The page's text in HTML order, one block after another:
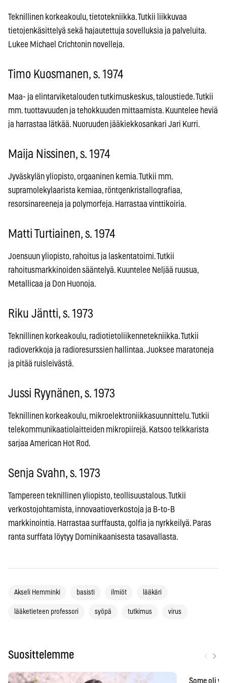
Teknillinen korkeakoulu, tietotekniikka. Tutkii liikkuvaa
tietojenkäsittelyä sekä hajautettuja sovelluksia ja palveluita.
Lukee Michael Crichtonin novelleja.
Timo Kuosmanen, s. 1974
Maa- ja elintarviketalouden tutkimuskeskus, taloustiede. Tutkii
mm. tuottavuuden ja tehokkuuden mittaamista. Kuuntelee heviä
ja harrastaa lätkää. Nuoruuden jääkiekkosankari Jari Kurri.
Maija Nissinen, s. 1974
Jyväskylän yliopisto, orgaaninen kemia. Tutkii mm.
supramolekylaarista kemiaa, röntgenkristallografiaa,
resorsinareeneja ja polymorfeja. Harrastaa vinttikoiria.
Matti Turtiainen, s. 1974
Joensuun yliopisto, rahoitus ja laskentatoimi. Tutkii
rahoitusmarkkinoiden sääntelyä. Kuuntelee Neljää ruusua,
Metallicaa ja Don Huonoja.
Riku Jäntti, s. 1973
Teknillinen korkeakoulu, radiotietoliikennetekniikka. Tutkii
radioverkkoja ja radioresurssien hallintaa. Juoksee maratoneja
ja pitää ruisleivästä.
Jussi Ryynänen, s. 1973
Teknillinen korkeakoulu, mikroelektroniikkasuunnittelu. Tutkii
telekommunikaatiolaitteiden mikropiirejä. Katsoo telkkarista
sarjaa American Hot Rod.
Senja Svahn, s. 1973
Tampereen teknillinen yliopisto, teollisuustalous. Tutkii
verkostojohtamista, innovaatioverkostoja ja B-to-B
markkinointia. Harrastaa surffausta, golfia ja nyrkkeilyä. Paras
ranta surffata löytyy Dominikaanisesta tasavallasta.
Akseli Hemminki basisti ilmiöt lääkäri
lääketieteen professori syöpä tutkimus virus
Suosittelemme ›
Some oli